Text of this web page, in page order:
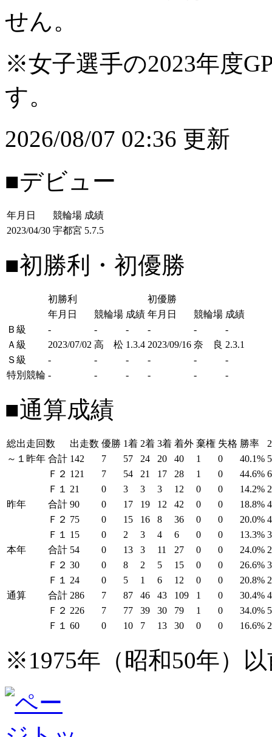
せん。
※女子選手の2023年度
す。
2026/08/07 02:36 更新
■デビュー
年月日 競輪場 成績
2023/04/30 宇都宮 5.7.5
■初勝利・初優勝
初勝利
初優勝
年月日
競輪場 成績 年月日 競輪場 成績
Ｂ級
- - - - -
-
Ａ級
2023/07/02 高 松 1.3.4 2023/09/16 奈 良 2.3.1
Ｓ級
- - - - -
-
特別競輪 - - - - - -
■通算成績
総出走回数 出走数 優勝 1着 2着 3着 着外 棄権 失格 勝率
～１昨年 合計 142 7 57 24 20 40 1 0 40.1%
Ｆ２ 121 7 54 21 17 28 1 0 44.6%
Ｆ１
21 0 3 3 3 12 0 0 14.2%
昨年
合計 90 0 17 19 12 42 0 0 18.8%
Ｆ２ 75 0 15 16 8 36 0 0 20.0%
Ｆ１
15 0 2 3 4 6 0 0 13.3%
本年
合計 54 0 13 3 11 27 0 0 24.0%
Ｆ２ 30 0 8 2 5 15 0 0 26.6%
Ｆ１
24 0 5 1 6 12 0 0 20.8%
通算
合計 286 7 87 46 43 109 1 0 30.4%
Ｆ２ 226 7 77 39 30 79 1 0 34.0%
Ｆ１
60 0 10 7 13 30 0 0 16.6%
※1975年（昭和50年）